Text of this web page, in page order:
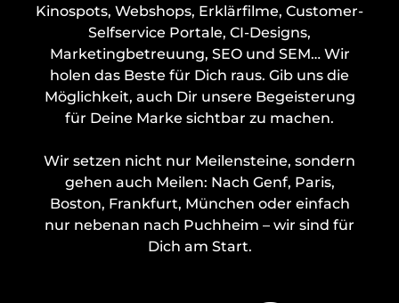
Kinospots, Webshops, Erklärfilme, Customer-
Selfservice Portale, CI-Designs,
Marketingbetreuung, SEO und SEM… Wir
holen das Beste für Dich raus. Gib uns die
Möglichkeit, auch Dir unsere Begeisterung
für Deine Marke sichtbar zu machen.
Wir setzen nicht nur Meilensteine, sondern
gehen auch Meilen: Nach Genf, Paris,
Boston, Frankfurt, München oder einfach
nur nebenan nach Puchheim – wir sind für
Dich am Start.